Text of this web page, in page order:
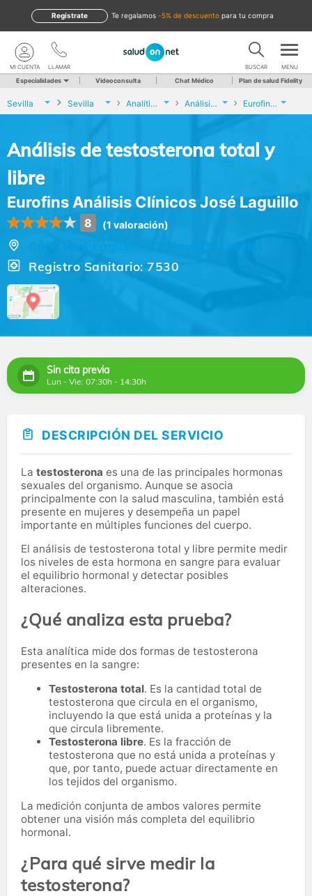
te regalamos -5% de descuento para tu compra
Regístrate
LLAMAR
MI CUENTA BUSCAR MENU
Especialidades Videoconsulta Chat Médico Plan de salud Fidelity
Sevilla Sevilla Analíticas y Genética Análisis de testosterona total y libre Eurofins Análisis Clínicos José Laguillo
Análisis de testosterona total y
libre
Eurofins Análisis Clínicos José Laguillo
8 (1 valoración)
Registro Sanitario: 7530
Sin cita previa
Lun - Vie: 07:30h - 14:30h
DESCRIPCIÓN DEL SERVICIO
La testosterona es una de las principales hormonas
sexuales del organismo. Aunque se asocia
principalmente con la salud masculina, también está
presente en mujeres y desempeña un papel
importante en múltiples funciones del cuerpo.
El análisis de testosterona total y libre permite medir
los niveles de esta hormona en sangre para evaluar
el equilibrio hormonal y detectar posibles
alteraciones.
¿Qué analiza esta prueba?
Esta analítica mide dos formas de testosterona
presentes en la sangre:
Testosterona total. Es la cantidad total de
testosterona que circula en el organismo,
incluyendo la que está unida a proteínas y la
que circula libremente.
Testosterona libre. Es la fracción de
testosterona que no está unida a proteínas y
que, por tanto, puede actuar directamente en
los tejidos del organismo.
La medición conjunta de ambos valores permite
obtener una visión más completa del equilibrio
hormonal.
¿Para qué sirve medir la
testosterona?